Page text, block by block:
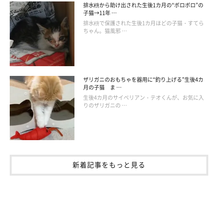
プロフィール
作者：響介
本業は作編曲家/猫マスター/サウンドプロデューサー/ギタリスト
27才独身。将来の夢は無人島に住んで猫と一日中鬼ごっこ日向ぼ
っこ。
毎日猫と追いかけっこしたいがために突如家を買う。日々曲を書
き、曲の〆切に追われながら日々猫たちのご飯の〆切にも追われ
る、そんな〆切地獄の幸せな毎日を送っています。
ブログ：「変顔猫リュックと愉快な仲間達」
@HOMEALONe_ksk
排水枡から助け出された生後1カ月の“ボロボロ”の
子猫→11年 …
排水枡で保護された生後1カ月ほどの子猫・すてら
ちゃん。猫風邪 …
ザリガニのおもちゃを器用に“釣り上げる”生後4カ
月の子猫 ま …
生後4カ月のサイベリアン・テオくんが、お気に入
りのザリガニの …
新着記事をもっと見る